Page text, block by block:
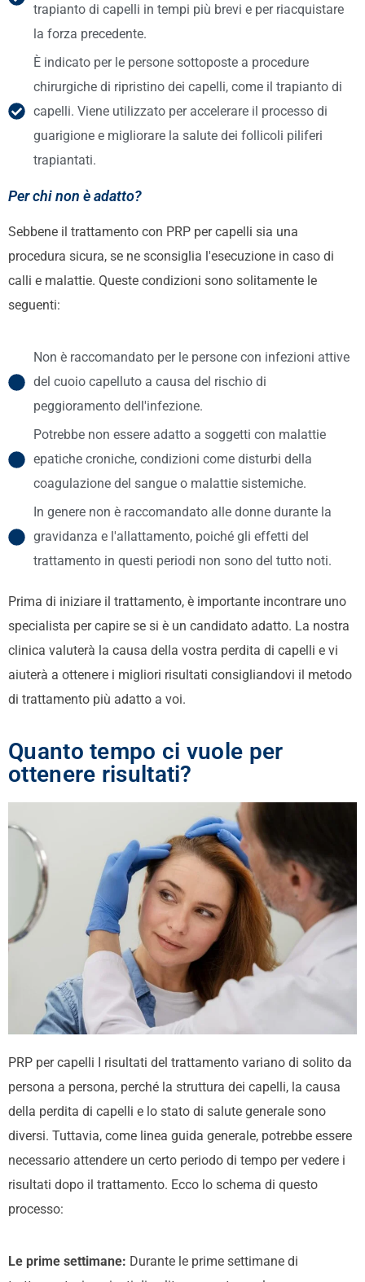
trapianto di capelli in tempi più brevi e per riacquistare
la forza precedente.
È indicato per le persone sottoposte a procedure
chirurgiche di ripristino dei capelli, come il trapianto di
capelli. Viene utilizzato per accelerare il processo di
guarigione e migliorare la salute dei follicoli piliferi
trapiantati.
Per chi non è adatto?
Sebbene il trattamento con PRP per capelli sia una
procedura sicura, se ne sconsiglia l'esecuzione in caso di
calli e malattie. Queste condizioni sono solitamente le
seguenti:
Non è raccomandato per le persone con infezioni attive
del cuoio capelluto a causa del rischio di
peggioramento dell'infezione.
Potrebbe non essere adatto a soggetti con malattie
epatiche croniche, condizioni come disturbi della
coagulazione del sangue o malattie sistemiche.
In genere non è raccomandato alle donne durante la
gravidanza e l'allattamento, poiché gli effetti del
trattamento in questi periodi non sono del tutto noti.
Prima di iniziare il trattamento, è importante incontrare uno
specialista per capire se si è un candidato adatto. La nostra
clinica valuterà la causa della vostra perdita di capelli e vi
aiuterà a ottenere i migliori risultati consigliandovi il metodo
di trattamento più adatto a voi.
Quanto tempo ci vuole per
ottenere risultati?
PRP per capelli I risultati del trattamento variano di solito da
persona a persona, perché la struttura dei capelli, la causa
della perdita di capelli e lo stato di salute generale sono
diversi. Tuttavia, come linea guida generale, potrebbe essere
necessario attendere un certo periodo di tempo per vedere i
risultati dopo il trattamento. Ecco lo schema di questo
processo:
Le prime settimane: Durante le prime settimane di